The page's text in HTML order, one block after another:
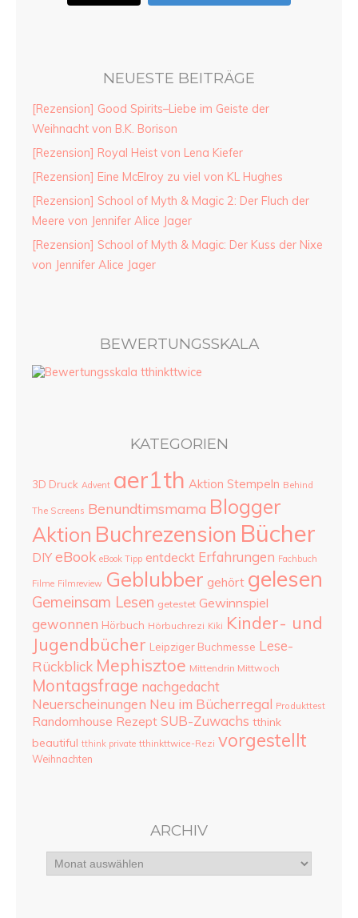
NEUESTE BEITRÄGE
[Rezension] Good Spirits–Liebe im Geiste der
Weihnacht von B.K. Borison
[Rezension] Royal Heist von Lena Kiefer
[Rezension] Eine McElroy zu viel von KL Hughes
[Rezension] School of Myth & Magic 2: Der Fluch der
Meere von Jennifer Alice Jager
[Rezension] School of Myth & Magic: Der Kuss der Nixe
von Jennifer Alice Jager
BEWERTUNGSSKALA
KATEGORIEN
3D Druck Advent aer1th Aktion Stempeln Behind
The Screens Benundtimsmama Blogger
Aktion Buchrezension Bücher
DIY eBook eBook Tipp entdeckt Erfahrungen Fachbuch
Filme Filmreview Geblubber gehört gelesen
Gemeinsam Lesen getestet Gewinnspiel
gewonnen Hörbuch Hörbuchrezi Kiki Kinder- und
Jugendbücher Leipziger Buchmesse Lese-
Rückblick Mephisztoe Mittendrin Mittwoch
Montagsfrage nachgedacht
Neuerscheinungen Neu im Bücherregal Produkttest
Randomhouse Rezept SUB-Zuwachs tthink
beautiful tthink private tthinkttwice-Rezi vorgestellt
Weihnachten
ARCHIV